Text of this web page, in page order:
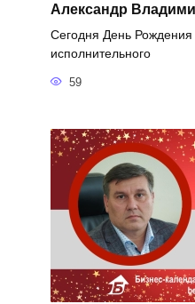
Александр
Сегодня День Рождения
исполнительного
59